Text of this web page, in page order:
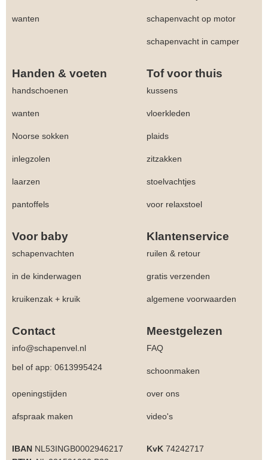
wanten schapenvacht op motor
schapenvacht in camper
Handen & voeten Tof voor thuis
handschoenen kussens
wanten vloerkleden
Noorse sokken plaids
inlegzolen zitzakken
laarzen stoelvachtjes
pantoffels voor relaxstoel
Voor baby Klantenservice
schapenvachten ruilen & retour
in de kinderwagen gratis verzenden
kruikenzak + kruik algemene voorwaarden
Contact Meestgelezen
info@schapenvel.nl
FAQ
bel of app: 0613995424
schoonmaken
openingstijden over ons
afspraak maken video's
IBAN NL53INGB0002946217 KvK 74242717